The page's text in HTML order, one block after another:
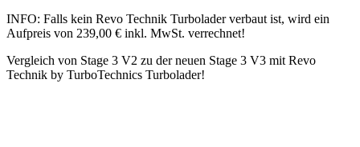
INFO: Falls kein Revo Technik Turbolader verbaut ist, wird ein
Aufpreis von 239,00 € inkl. MwSt. verrechnet!
Vergleich von Stage 3 V2 zu der neuen Stage 3 V3 mit Revo
Technik by TurboTechnics Turbolader!